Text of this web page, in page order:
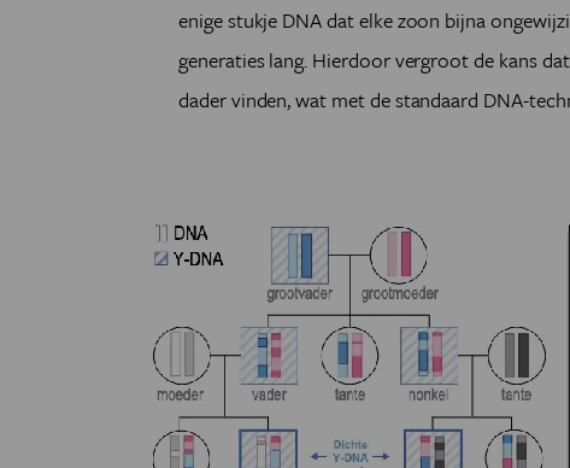
enige stukje DNA dat elke zoon bijna
generaties lang. Hierdoor vergroot de kans
dader vinden, wat met de standaard DNA-